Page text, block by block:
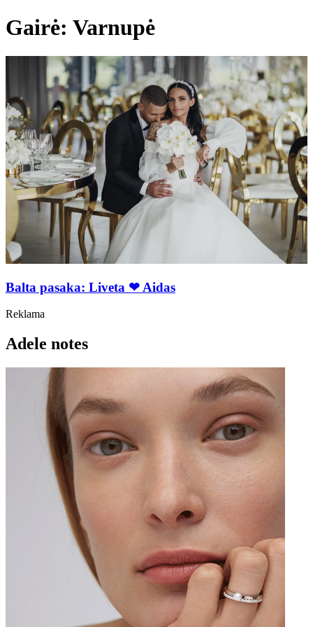
Gairė: Varnupė
Balta pasaka: Liveta ❤ Aidas
Reklama
Adele notes